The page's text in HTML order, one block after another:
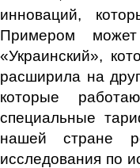
инноваций,
Примером
«Украинский»,
расширила на
которые
специальные
нашей стране
исследования по